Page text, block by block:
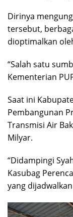
Dirinya
tersebut,
dioptimalkan
“Salah satu
Kementerian
Saat ini
Pembangunan
Transmisi Air
Milyar.
“Didampingi
Kasubag
yang